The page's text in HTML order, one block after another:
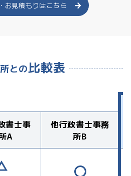
お見積もりはこちら
との比較表
書士事
A
他行政書士事務
所B